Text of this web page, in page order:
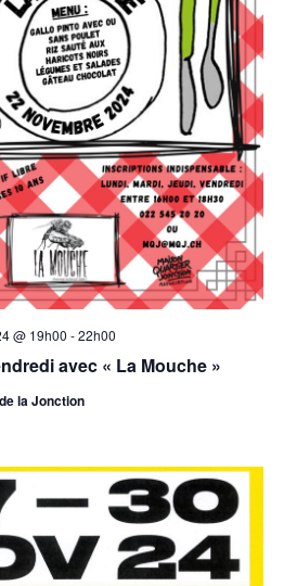
avec « La Mouche »
@ 19h00 -22h00
la Jonction